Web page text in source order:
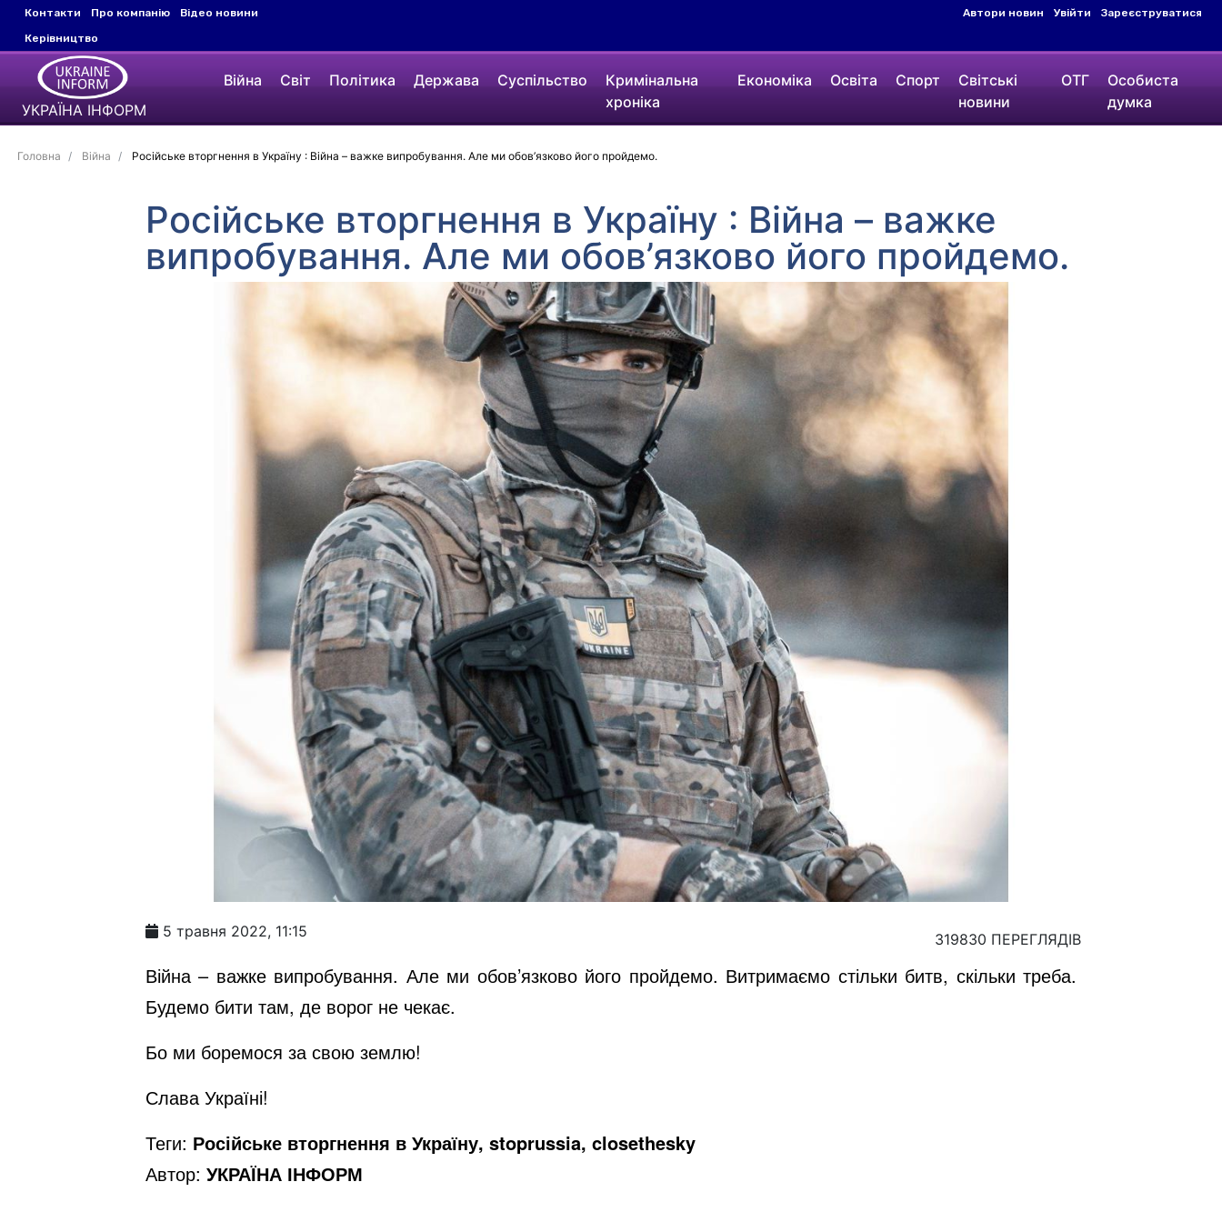
Контакти Про компанію
Відео новини
Керівництво
Автори новин Увійти Зареєструватися
УКРАЇНА ІНФОРМ
Війна Світ Політика Держава Суспільство
Кримінальна
хроніка
Економіка Освіта Спорт
Світські
новини
ОТГ
Особиста
думка
Головна Війна Російське вторгнення в Україну : Війна – важке випробування. Але ми обов’язково його пройдемо.
Російське вторгнення в Україну : Війна – важке
випробування. Але ми обов’язково його пройдемо.
5 травня 2022, 11:15 319830 ПЕРЕГЛЯДІВ
Війна – важке випробування. Але ми обов’язково його пройдемо. Витримаємо стільки битв, скільки треба.
Будемо бити там, де ворог не чекає.
Бо ми боремося за свою землю!
Слава Україні!
Теги: Російське вторгнення в Україну, stoprussia, closethesky
Автор: УКРАЇНА ІНФОРМ